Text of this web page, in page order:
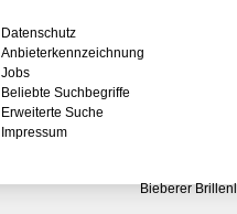
Datenschutz
Anbieterkennzeichnung
Jobs
Beliebte Suchbegriffe
Erweiterte Suche
Impressum
Bieberer